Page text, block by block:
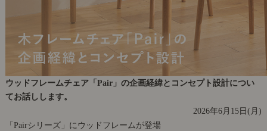
ウッドフレームチェア「Pair」の企画経緯とコンセプト設計につい
てお話しします。
2026年6月15日(月)
「Pairシリーズ」にウッドフレームが登場